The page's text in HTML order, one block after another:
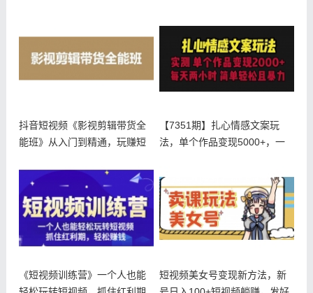
抖音短视频《影视剪辑带货全
能班》从入门到精通，玩赚短
【7351期】扎心情感文案玩
法，单个作品变现5000+，一
《短视频训练营》一个人也能
短视频美女号变现新方法，新